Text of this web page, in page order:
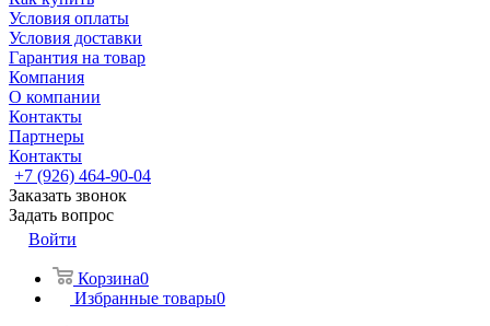
Условия оплаты
Условия доставки
Гарантия на товар
Компания
О компании
Контакты
Партнеры
Контакты
+7 (926) 464-90-04
Заказать звонок
Задать вопрос
Войти
Корзина0
Избранные товары0